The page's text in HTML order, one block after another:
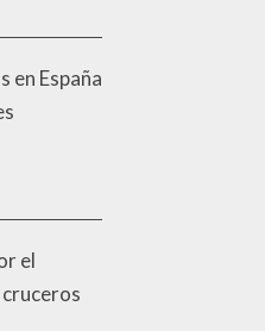
en España
el